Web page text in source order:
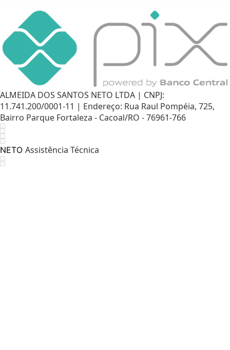
ALMEIDA DOS SANTOS NETO LTDA | CNPJ:
11.741.200/0001-11 | Endereço: Rua Raul Pompéia, 725,
Bairro Parque Fortaleza - Cacoal/RO - 76961-766
NETO Assistência Técnica